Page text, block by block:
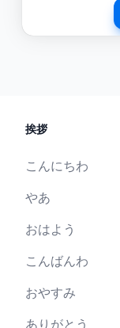
挨拶
こんにちわ
やあ
おはよう
こんばんわ
おやすみ
ありがとう